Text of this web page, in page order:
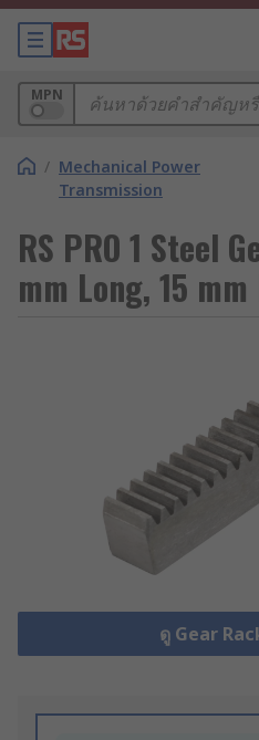
MPN
/ Mechanical Power
Transmission
RS PRO 1 Steel
mm Long, 15
ดู Gear